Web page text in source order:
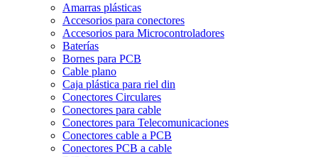
Amarras plásticas
Accesorios para conectores
Accesorios para Microcontroladores
Baterías
Bornes para PCB
Cable plano
Caja plástica para riel din
Conectores Circulares
Conectores para cable
Conectores para Telecomunicaciones
Conectores cable a PCB
Conectores PCB a cable